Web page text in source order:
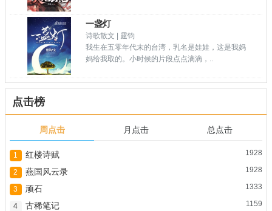
一盏灯
诗歌散文 | 霆钧
我生在五零年代末的台湾，乳名是娃娃，这是我妈
妈给我取的。小时候的片段点点滴滴，..
点击榜
周点击 月点击 总点击
1928
1 红楼诗赋
1928
2 燕国风云录
1333
3 顽石
1159
4 古稀笔记